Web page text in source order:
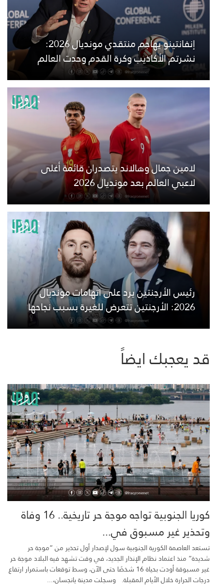
إنفانتينو يهاجم منتقدي مونديال 2026:
نشرتم الأكاذيب وكرة القدم وحدت العالم
لامين جمال وهالاند يتصدران قائمة أغلى
لاعبي العالم بعد مونديال 2026
رئيس الأرجنتين يرد على اتهامات مونديال
2026: الأرجنتين تتعرض للغيرة بسبب نجاحها
قد يعجبك ايضاً
كوريا الجنوبية تواجه موجة حر تاريخية.. 16 وفاة
وتحذير غير مسبوق في...
تستعد العاصمة الكورية الجنوبية سول لإصدار أول تحذير من “موجة حر
شديدة” منذ اعتماد نظام الإنذار الجديد، في وقت تشهد فيه البلاد موجة حر
غير مسبوقة أودت بحياة 16 شخصًا حتى الآن، وسط توقعات باستمرار ارتفاع
درجات الحرارة خلال الأيام المقبلة. وسجلت مدينة يانجسان،...